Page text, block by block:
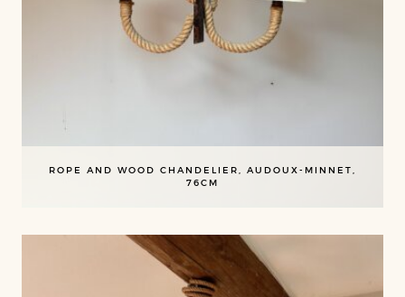
ROPE AND WOOD CHANDELIER, AUDOUX-MINNET,
76CM